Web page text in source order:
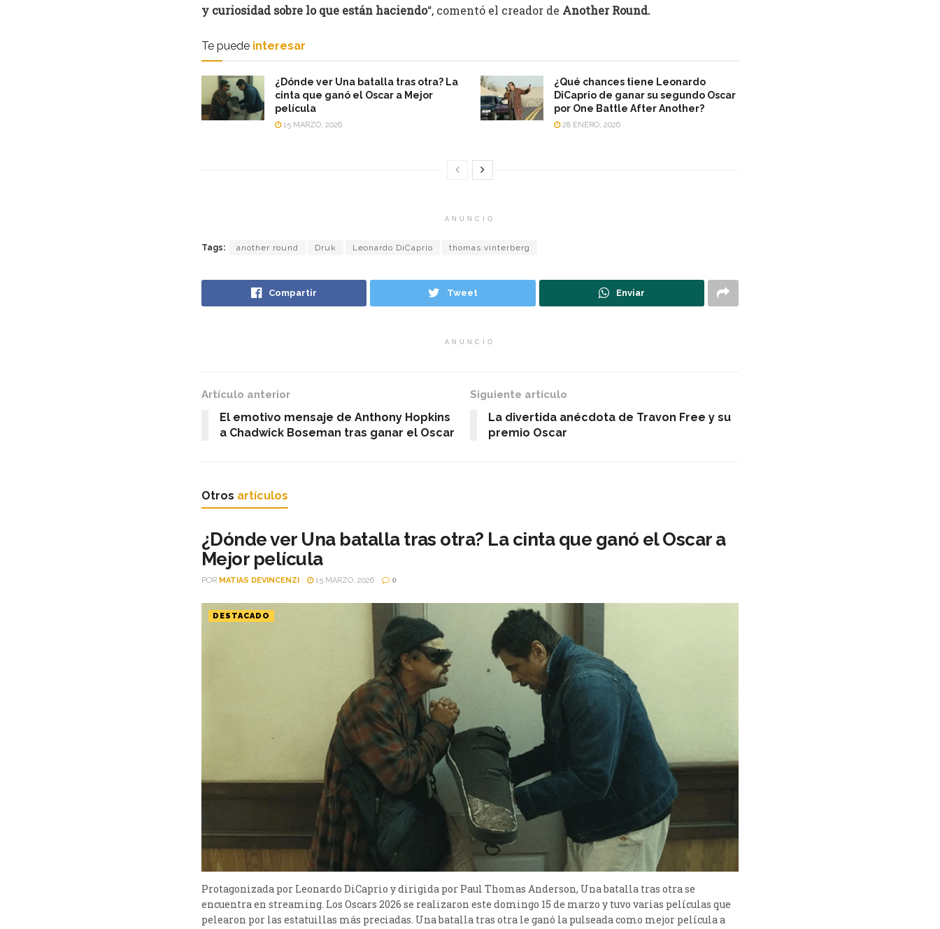
y curiosidad sobre lo que están haciendo“, comentó el creador de Another Round.
Te puede interesar
¿Dónde ver Una batalla tras otra? La
cinta que ganó el Oscar a Mejor
película
15 MARZO, 2026
¿Qué chances tiene Leonardo
DiCaprio de ganar su segundo Oscar
por One Battle After Another?
28 ENERO, 2026
ANUNCIO
Tags: another round Druk Leonardo DiCaprio thomas vinterberg
Compartir Tweet Enviar
ANUNCIO
Artículo anterior
El emotivo mensaje de Anthony Hopkins
a Chadwick Boseman tras ganar el Oscar
Siguiente artículo
La divertida anécdota de Travon Free y su
premio Oscar
Otros artículos
¿Dónde ver Una batalla tras otra? La cinta que ganó el Oscar a
Mejor película
POR MATIAS DEVINCENZI 15 MARZO, 2026 0
DESTACADO
Protagonizada por Leonardo DiCaprio y dirigida por Paul Thomas Anderson, Una batalla tras otra se
encuentra en streaming. Los Oscars 2026 se realizaron este domingo 15 de marzo y tuvo varias películas que
pelearon por las estatuillas más preciadas. Una batalla tras otra le ganó la pulseada como mejor película a